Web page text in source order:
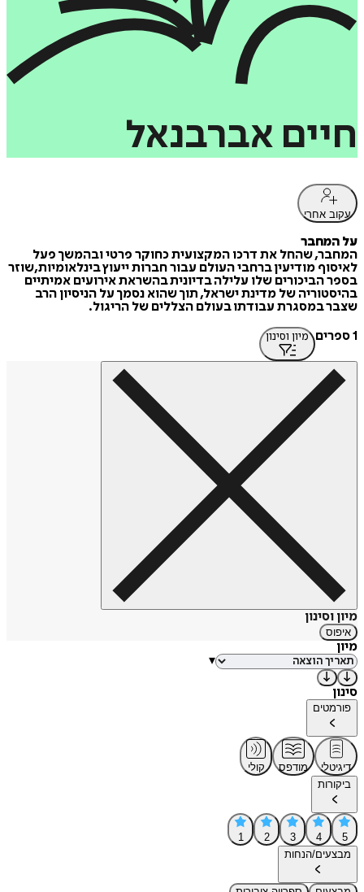
חיים אברבנאל
עקוב אחרי
על המחבר
המחבר, שהחל את דרכו המקצועית כחוקר פרטי ובהמשך פעל
לאיסוף מודיעין ברחבי העולם עבור חברות ייעוץ בינלאומיות,שוזר
בספר הביכורים שלו עלילה בדיונית בהשראת אירועים אמיתיים
בהיסטוריה של מדינת ישראל, תוך שהוא נסמך על הניסיון הרב
שצבר במסגרת עבודתו בעולם הצללים של הריגול.
1 ספרים
מיון וסינון
מיון וסינון
איפוס
מיון
▾
סינון
פורמטים
דיגיטלי מודפס
קולי
ביקורות
5
4
3
2
1
מבצעים/הנחות